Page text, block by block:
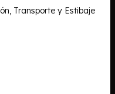
Transporte y Estibaje